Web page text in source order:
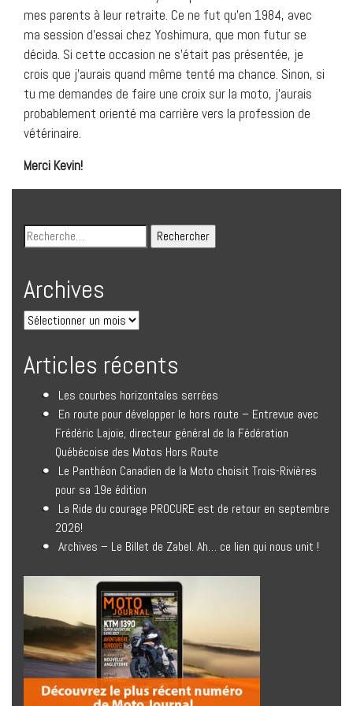
mes parents à leur retraite. Ce ne fut qu’en 1984, avec
ma session d’essai chez Yoshimura, que mon futur se
décida. Si cette occasion ne s’était pas présentée, je
crois que j’aurais quand même tenté ma chance. Sinon, si
tu me demandes de faire une croix sur la moto, j’aurais
probablement orienté ma carrière vers la profession de
vétérinaire.
Merci Kevin!
Archives
Articles récents
Les courbes horizontales serrées
En route pour développer le hors route – Entrevue avec
Frédéric Lajoie, directeur général de la Fédération
Québécoise des Motos Hors Route
Le Panthéon Canadien de la Moto choisit Trois-Rivières
pour sa 19e édition
La Ride du courage PROCURE est de retour en septembre
2026!
Archives – Le Billet de Zabel. Ah… ce lien qui nous unit !